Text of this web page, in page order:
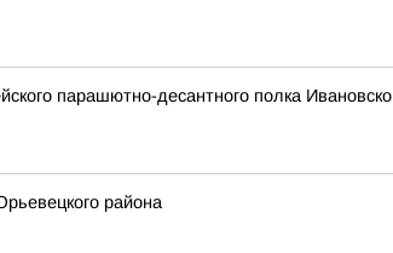
парашютно-десантного полка
района